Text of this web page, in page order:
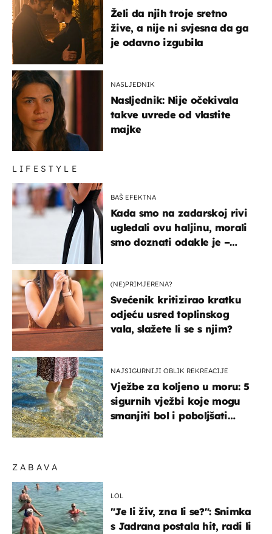
ZABAVA
LOL
"Je li živ, zna li se?": Snimka
s Jadrana postala hit, radi li
Želi da njih troje sretno
žive, a nije ni svjesna da ga
je odavno izgubila
NASLJEDNIK
Nasljednik: Nije očekivala
takve uvrede od vlastite
majke
LIFESTYLE
BAŠ EFEKTNA
Kada smo na zadarskoj rivi
ugledali ovu haljinu, morali
smo doznati odakle je –
(NE)PRIMJERENA?
Svećenik kritizirao kratku
odjeću usred toplinskog
vala, slažete li se s njim?
NAJSIGURNIJI OBLIK REKREACIJE
Vježbe za koljeno u moru: 5
sigurnih vježbi koje mogu
smanjiti bol i poboljšati